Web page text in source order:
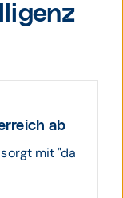
ab
mit "da